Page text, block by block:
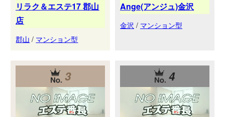
リラク＆エステ17 郡山
店
郡山 / マンション型
Ange(アンジュ)金沢
金沢 / マンション型
3 4